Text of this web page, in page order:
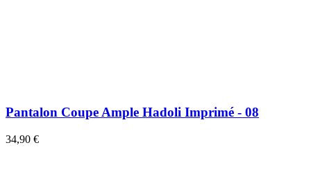
Pantalon Coupe Ample Hadoli Imprimé - 08
34,90 €